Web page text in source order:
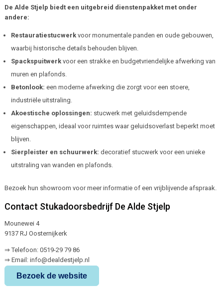
De Alde Stjelp biedt een uitgebreid dienstenpakket met onder
andere:
Restauratiestucwerkvoor monumentale panden en oude gebouwen,
waarbij historische details behouden blijven.
Spackspuitwerkvoor een strakke en budgetvriendelijke afwerking van
muren en plafonds.
Betonlook: een moderne afwerking die zorgt voor een stoere,
industriële uitstraling.
Akoestische oplossingen: stucwerk met geluidsdempende
eigenschappen, ideaal voor ruimtes waar geluidsoverlast beperkt moet
blijven.
Sierpleister en schuurwerk: decoratief stucwerk voor een unieke
uitstraling van wanden en plafonds.
Bezoek hun showroom voor meer informatie of een vrijblijvende afspraak.
Contact Stukadoorsbedrijf De Alde Stjelp
Mounewei 4
9137 RJ Oosternijkerk
⇒ Telefoon: 0519-29 79 86
⇒ Email: info@dealdestjelp.nl
Bezoek de website